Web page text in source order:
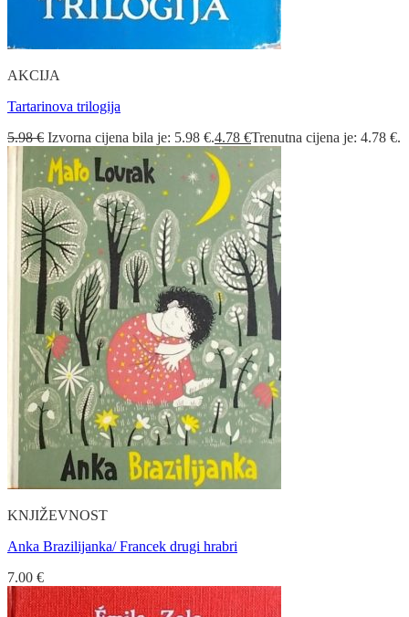
AKCIJA
Tartarinova trilogija
5.98€ Izvorna cijena bila je: 5.98 €.4.78 €Trenutna cijena je: 4.78 €.
KNJIŽEVNOST
Anka Brazilijanka/ Francek drugi hrabri
7.00 €